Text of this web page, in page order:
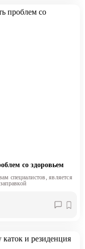
со здоровьем
специалистов, является